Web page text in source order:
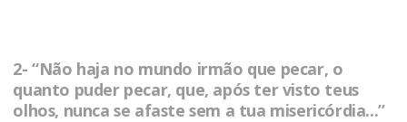
2- “Não haja no mundo irmão que pecar, o
quanto puder pecar, que, após ter visto teus
olhos, nunca se afaste sem a tua misericórdia...”